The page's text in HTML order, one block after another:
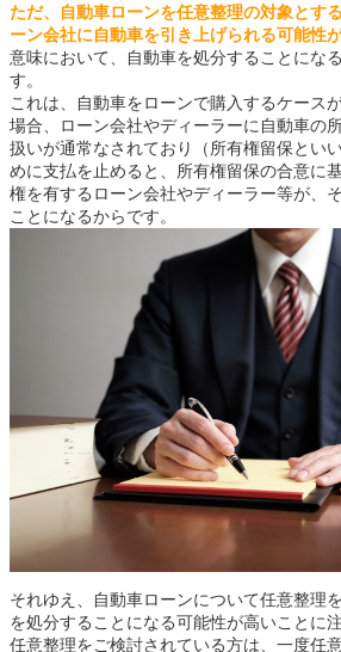
ただ、自動車ローンを任意整理の対象とす
ーン会社に自動車を引き上げられる可能性
意味において、自動車を処分することにな
す。
これは、自動車をローンで購入するケース
場合、ローン会社やディーラーに自動車の
扱いが通常なされており（所有権留保とい
めに支払を止めると、所有権留保の合意に
権を有するローン会社やディーラー等が、
ことになるからです。
それゆえ、自動車ローンについて任意整理
を処分することになる可能性が高いことに
任意整理をご検討されている方は、一度任